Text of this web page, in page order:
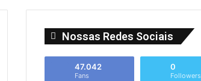
Nossas Redes Sociais
47.042
Fans
0
Followers